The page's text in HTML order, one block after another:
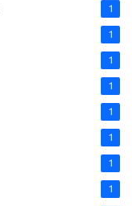
1
1
1
1
1
1
1
1